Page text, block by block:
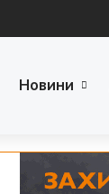
Новини